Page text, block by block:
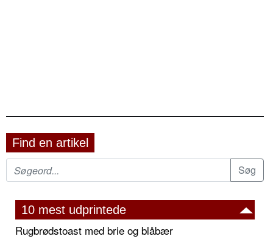
Find en artikel
10 mest udprintede
Rugbrødstoast med brie og blåbær